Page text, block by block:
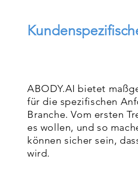
ABODY.AI bietet
für die spezifischen
Branche. Vom ersten
es wollen, und so
können sicher sein,
wird.